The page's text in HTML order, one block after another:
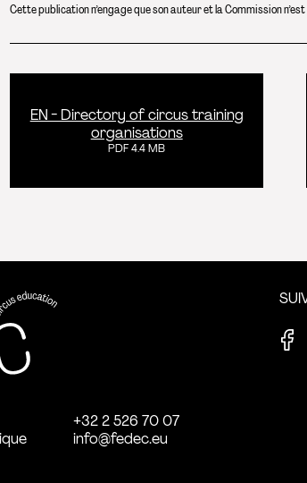
Cette publication n’engage que son auteur et la Commission
EN - Directory of circus training
organisations
PDF 4.4 MB
Réseau international pour la formation
aux arts du cirque
+32 2 526 70 07
info@fedec.eu